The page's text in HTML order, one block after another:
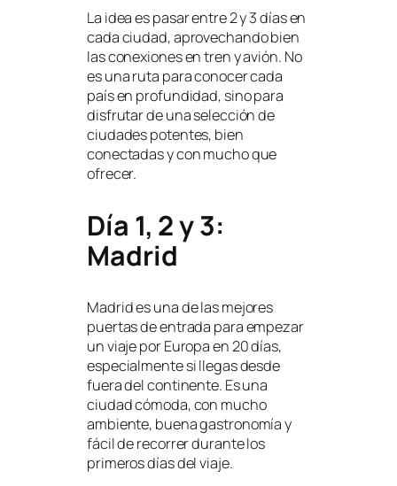
La idea es pasar entre 2 y 3 días en
cada ciudad, aprovechando bien
las conexiones en tren y avión. No
es una ruta para conocer cada
país en profundidad, sino para
disfrutar de una selección de
ciudades potentes, bien
conectadas y con mucho que
ofrecer.
Día 1, 2 y 3:
Madrid
Madrid es una de las mejores
puertas de entrada para empezar
un viaje por Europa en 20 días,
especialmente si llegas desde
fuera del continente. Es una
ciudad cómoda, con mucho
ambiente, buena gastronomía y
fácil de recorrer durante los
primeros días del viaje.